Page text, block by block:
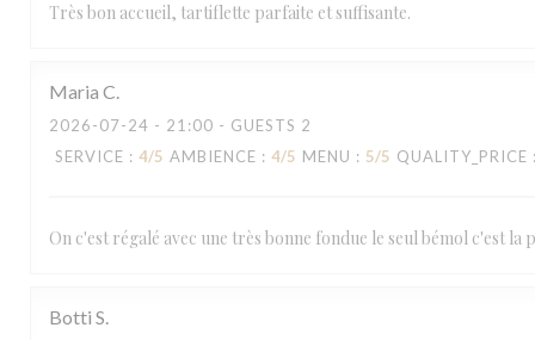
Très bon accueil, tartiflette parfaite et suffisante.
Maria C
2026-07-24 - 21:00 - GUESTS 2
SERVICE : 4/5 AMBIENCE : 4/5 MENU : 5/5 QUALITY_PRICE
On c'est régalé avec une très bonne fondue le seul bémol c'est la
Botti S